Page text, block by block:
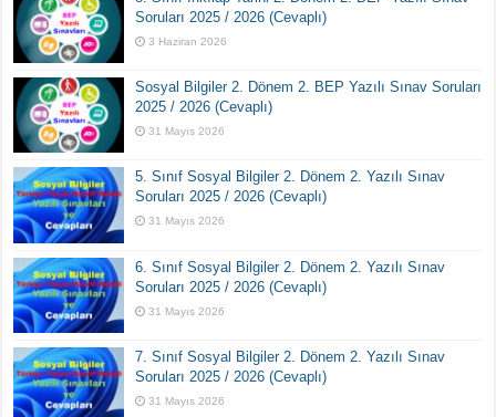
Soruları 2025 / 2026 (Cevaplı)
3 Haziran 2026
Sosyal Bilgiler 2. Dönem 2. BEP Yazılı Sınav Soruları
2025 / 2026 (Cevaplı)
31 Mayıs 2026
5. Sınıf Sosyal Bilgiler 2. Dönem 2. Yazılı Sınav
Soruları 2025 / 2026 (Cevaplı)
31 Mayıs 2026
6. Sınıf Sosyal Bilgiler 2. Dönem 2. Yazılı Sınav
Soruları 2025 / 2026 (Cevaplı)
31 Mayıs 2026
7. Sınıf Sosyal Bilgiler 2. Dönem 2. Yazılı Sınav
Soruları 2025 / 2026 (Cevaplı)
31 Mayıs 2026